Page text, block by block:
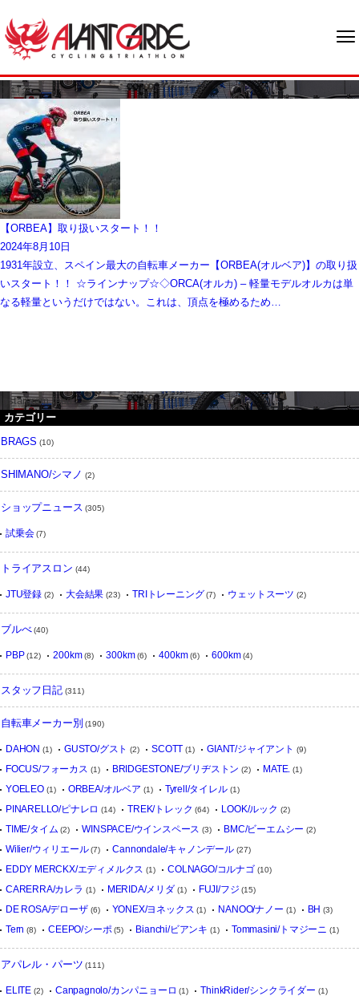
ブログ
【ORBEA】取り扱いスタート！！
2024年8月10日
1931年設立、スペイン最大の自転車メーカー【ORBEA(オルベア)】の取り扱
いスタート！！ ☆ラインナップ☆◇ORCA(オルカ) – 軽量モデルオルカは単
なる軽量というだけではない。これは、頂点を極めるため…
instargram feed
カテゴリー
BRAGS (10)
SHIMANO/シマノ (2)
ショップニュース (305)
試乗会(7)
トライアスロン (44)
JTU登録 (2) 大会結果 (23) TRIトレーニング (7) ウェットスーツ (2)
ブルべ(40)
PBP(12) 200km(8) 300km(6) 400km(6) 600km(4)
スタッフ日記(311)
自転車メーカー別 (190)
DAHON (1) GUSTO/グスト (2) SCOTT (1) GIANT/ジャイアント (9)
FOCUS/フォーカス (1) BRIDGESTONE/ブリヂストン (2) MATE. (1)
YOELEO(1) ORBEA/オルベア (1) Tyrell/タイレル(1)
PINARELLO/ピナレロ (14) TREK/トレック (64) LOOK/ルック (2)
TIME/タイム (2) WINSPACE/ウインスペース (3) BMC/ビーエムシー (2)
Wilier/ウィリエール(7) Cannondale/キャノンデール(27)
EDDY MERCKX/エディメルクス (1) COLNAGO/コルナゴ (10)
CARERRA/カレラ (1) MERIDA/メリダ (1) FUJI/フジ (15)
DE ROSA/デローザ (6) YONEX/ヨネックス (1) NANOO/ナノー (1) BH (3)
Tern (8) CEEPO/シーポ (5) Bianchi/ビアンキ (1) Tommasini/トマジーニ (1)
アパレル・パーツ (111)
ELITE (2) Canpagnolo/カンパニョーロ (1) ThinkRider/シンクライダー (1)